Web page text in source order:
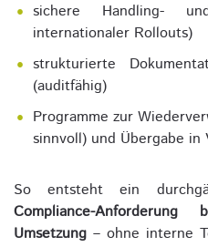
sichere Handling-
internationaler Rollouts)
strukturierte
(auditfähig)
Programme zur
sinnvoll) und Übergabe
So entsteht ein
Compliance-
Umsetzung – ohne interne